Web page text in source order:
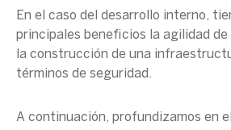
En el caso del desarrollo interno,
principales beneficios la agilidad
la construcción de una
términos de seguridad.
A continuación, profundizamos en